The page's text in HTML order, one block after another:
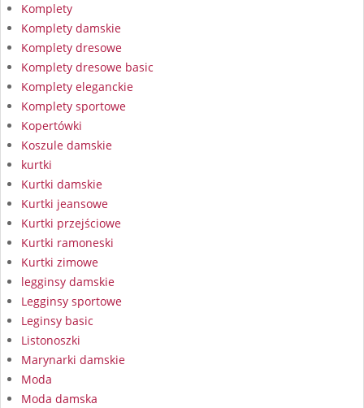
Komplety
Komplety damskie
Komplety dresowe
Komplety dresowe basic
Komplety eleganckie
Komplety sportowe
Kopertówki
Koszule damskie
kurtki
Kurtki damskie
Kurtki jeansowe
Kurtki przejściowe
Kurtki ramoneski
Kurtki zimowe
legginsy damskie
Legginsy sportowe
Leginsy basic
Listonoszki
Marynarki damskie
Moda
Moda damska